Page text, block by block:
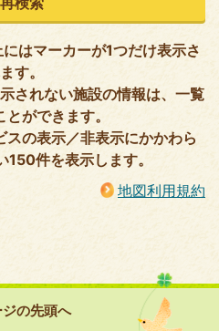
はマーカーが1つだけ表示さ
す。
されない施設の情報は、一覧
ができます。
の表示／非表示にかかわら
件を表示します。
地図利用規約
の先頭へ